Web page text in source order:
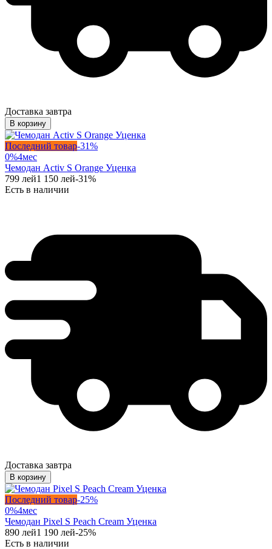
Доставка завтра
В корзину
Последний товар-31%
0%4мес
Чемодан Activ S Orange Уценка
799 лей1 150 лей-31%
Есть в наличии
Доставка завтра
В корзину
Последний товар-25%
0%4мес
Чемодан Pixel S Peach Cream Уценка
890 лей1 190 лей-25%
Есть в наличии